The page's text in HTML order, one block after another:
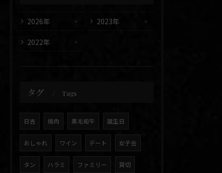
2026年 2023年
2022年
タグ Tags
日吉 焼肉 黒毛和牛 誕生日
おしゃれ ワイン デート 女子会
タン ハラミ ファミリー 貸切